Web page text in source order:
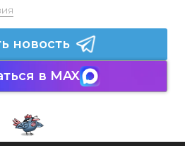
новость
в MAX